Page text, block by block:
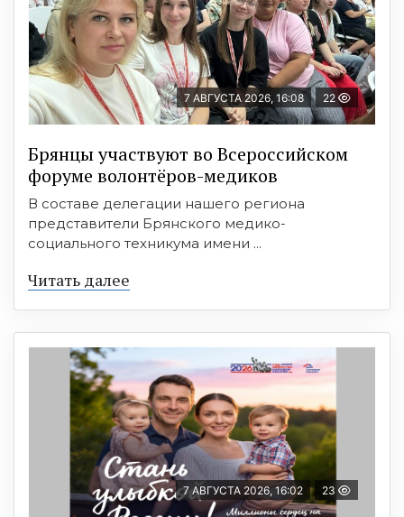
7 АВГУСТА 2026, 16:08 22
Брянцы участвуют во Всероссийском
форуме волонтёров-медиков
В составе делегации нашего региона
представители Брянского медико-
социального техникума имени ...
Читать далее
7 АВГУСТА 2026, 16:02 23